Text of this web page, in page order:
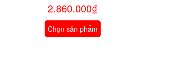
2.860.000₫
Chọn sản phẩm